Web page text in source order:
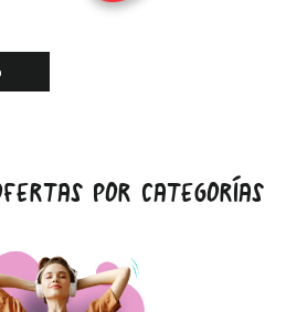
POR CATEGORÍAS